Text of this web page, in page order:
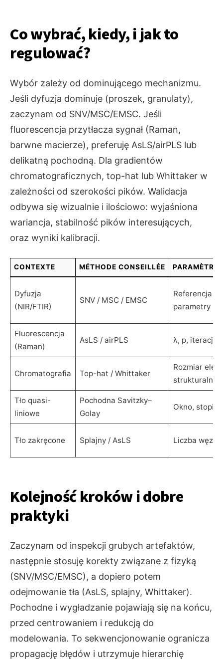
Co wybrać, kiedy, i jak to
regulować?
Wybór zależy od dominującego mechanizmu.
Jeśli dyfuzja dominuje (proszek, granulaty),
zaczynam od SNV/MSC/EMSC. Jeśli
fluorescencja przytłacza sygnał (Raman,
barwne macierze), preferuję AsLS/airPLS lub
delikatną pochodną. Dla gradientów
chromatograficznych, top-hat lub Whittaker w
zależności od szerokości pików. Walidacja
odbywa się wizualnie i ilościowo: wyjaśniona
wariancja, stabilność pików interesujących,
oraz wyniki kalibracji.
CONTEXTE MÉTHODE CONSEILLÉE
Dyfuzja
(NIR/FTIR)
SNV / MSC / EMSC
Referencja
parametry
Fluorescencja
(Raman)
AsLS / airPLS λ, p, iteracje
Chromatografia Top-hat / Whittaker
Rozmiar
Tło quasi-
liniowe
Pochodna Savitzky–
Golay
Okno, stopień
Tło zakręcone Splajny / AsLS Liczba
Kolejność kroków i dobre
praktyki
Zaczynam od inspekcji grubych artefaktów,
następnie stosuję korekty związane z fizyką
(SNV/MSC/EMSC), a dopiero potem
odejmowanie tła (AsLS, splajny, Whittaker).
Pochodne i wygładzanie pojawiają się na końcu,
przed centrowaniem i redukcją do
modelowania. To sekwencjonowanie ogranicza
propagację błędów i utrzymuje hierarchię